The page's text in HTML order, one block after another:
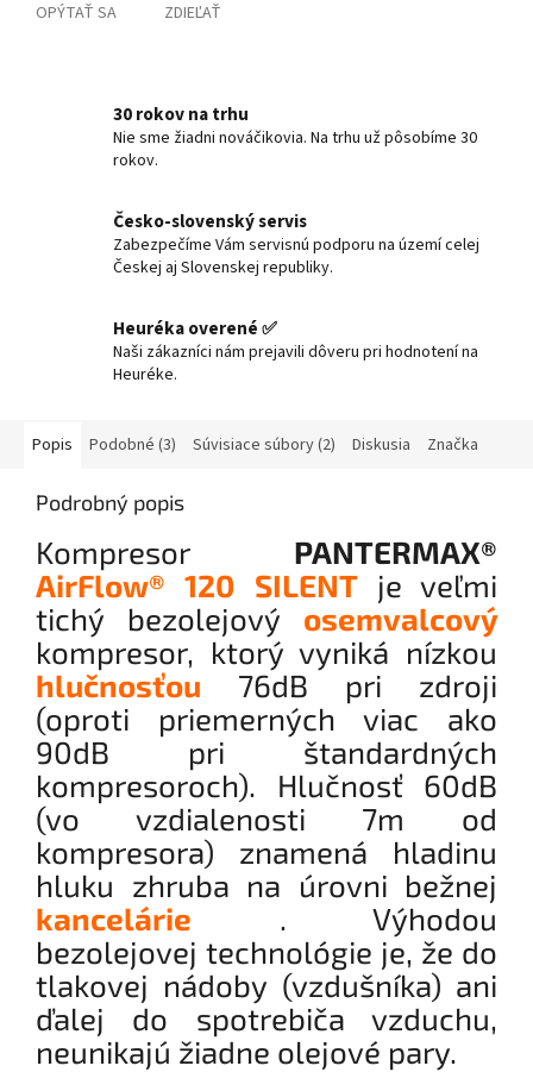
OPÝTAŤ SA ZDIEĽAŤ
30 rokov na trhu
Nie sme žiadni nováčikovia. Na trhu už pôsobíme 30
rokov.
Česko-slovenský servis
Zabezpečíme Vám servisnú podporu na území celej
Českej aj Slovenskej republiky.
Heuréka overené ✅
Naši zákazníci nám prejavili dôveru pri hodnotení na
Heuréke.
Popis Podobné (3) Súvisiace súbory (2) Diskusia Značka
Podrobný popis
Kompresor PANTERMAX®
AirFlow® 120 SILENT je veľmi
tichý bezolejový osemvalcový
kompresor, ktorý vyniká nízkou
hlučnosťou 76dB pri zdroji
(oproti priemerných viac ako
90dB pri štandardných
kompresoroch). Hlučnosť 60dB
(vo vzdialenosti 7m od
kompresora) znamená hladinu
hluku zhruba na úrovni bežnej
kancelárie
. Výhodou
bezolejovej technológie je, že do
tlakovej nádoby (vzdušníka) ani
ďalej do spotrebiča vzduchu,
neunikajú žiadne olejové pary.